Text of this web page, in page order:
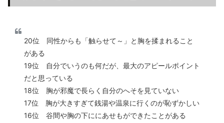
20位 同性からも「触らせて～」と胸を揉まれること
がある
19位 自分でいうのも何だが、最大のアピールポイント
だと思っている
18位 胸が邪魔で長らく自分のへそを見ていない
17位 胸が大きすぎて銭湯や温泉に行くのが恥ずかしい
16位 谷間や胸の下ににあせもができたことがある